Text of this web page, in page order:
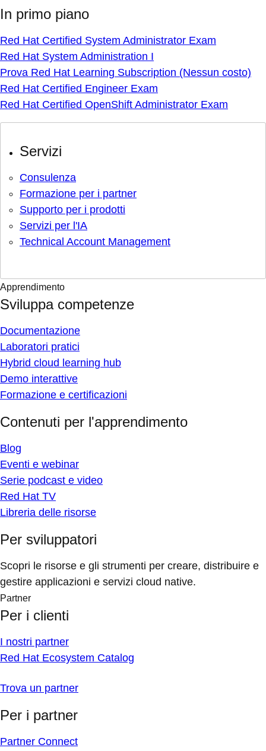
In primo piano
Red Hat Certified System Administrator Exam
Red Hat System Administration I
Prova Red Hat Learning Subscription (Nessun costo)
Red Hat Certified Engineer Exam
Red Hat Certified OpenShift Administrator Exam
Servizi
Consulenza
Formazione per i partner
Supporto per i prodotti
Servizi per l'IA
Technical Account Management
Apprendimento
Sviluppa competenze
Documentazione
Laboratori pratici
Hybrid cloud learning hub
Demo interattive
Formazione e certificazioni
Contenuti per l'apprendimento
Blog
Eventi e webinar
Serie podcast e video
Red Hat TV
Libreria delle risorse
Per sviluppatori
Scopri le risorse e gli strumenti per creare, distribuire e
gestire applicazioni e servizi cloud native.
Partner
Per i clienti
I nostri partner
Red Hat Ecosystem Catalog
Trova un partner
Per i partner
Partner Connect